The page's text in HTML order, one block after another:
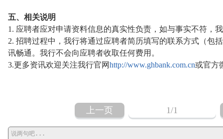
五、相关说明
1. 应聘者应对申请资料信息的真实性负责，如与事实不符，
2. 招聘过程中，我行将通过应聘者简历填写的联系方式（包
讯畅通。我行不会向应聘者收取任何费用。
3.更多资讯欢迎关注我行官网http://www.ghbank.com.cn或官方
上一页 1/1